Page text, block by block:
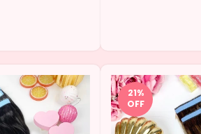
21%
OFF